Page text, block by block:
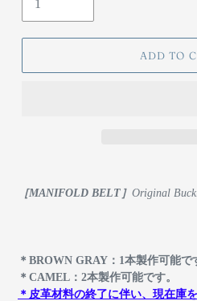
ADD TO
［MANIFOLD BELT］ Original
＊BROWN GRAY：1本製作可能で
＊CAMEL：2本製作可能です。
＊皮革材料の終了に伴い、現在庫